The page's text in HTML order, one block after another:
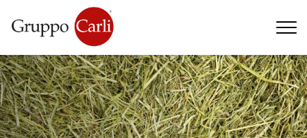
T—info@gruppocarli.com